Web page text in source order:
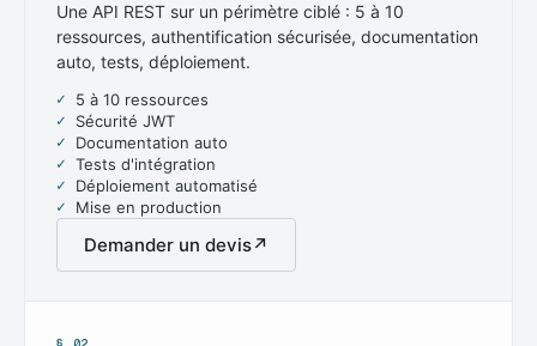
Une API REST sur un périmètre ciblé : 5 à 10
ressources, authentification sécurisée, documentation
auto, tests, déploiement.
5 à 10 ressources
Sécurité JWT
Documentation auto
Tests d'intégration
Déploiement automatisé
Mise en production
Demander un devis↗